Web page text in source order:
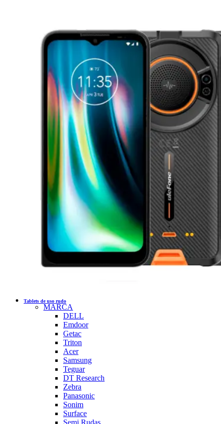
Tablets de uso rudo
MARCA
DELL
Emdoor
Getac
Triton
Acer
Samsung
Teguar
DT Research
Zebra
Panasonic
Sonim
Surface
Semi Rudas